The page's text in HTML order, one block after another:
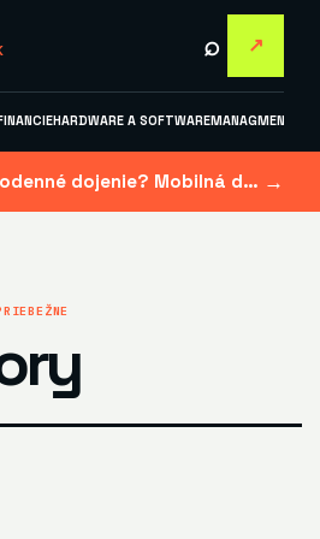
⌕ ↗
HARDWARE A SOFTWAREMANAGMENT A
Ako si uľahčiť každodenné dojenie? Mobilná dojačka šetrí čas aj námahu →